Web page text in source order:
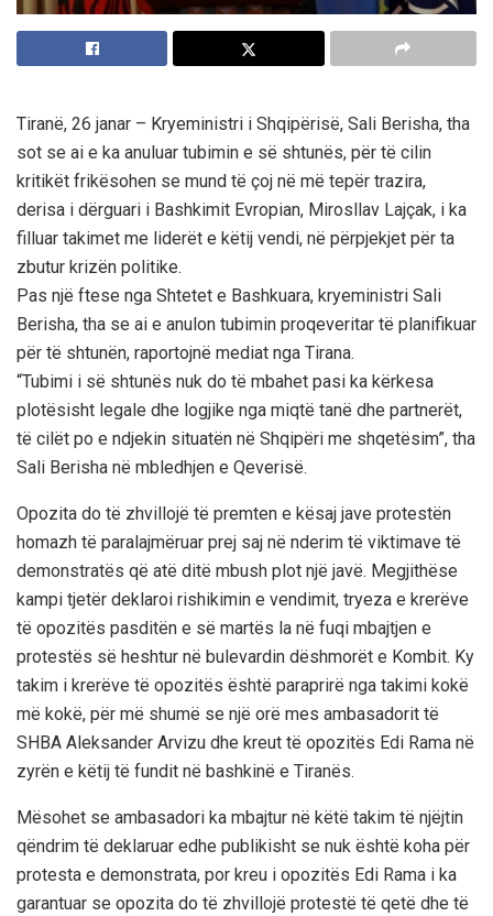
Tiranë, 26 janar – Kryeministri i Shqipërisë, Sali Berisha, tha
sot se ai e ka anuluar tubimin e së shtunës, për të cilin
kritikët frikësohen se mund të çoj në më tepër trazira,
derisa i dërguari i Bashkimit Evropian, Mirosllav Lajçak, i ka
filluar takimet me liderët e këtij vendi, në përpjekjet për ta
zbutur krizën politike.
Pas një ftese nga Shtetet e Bashkuara, kryeministri Sali
Berisha, tha se ai e anulon tubimin proqeveritar të planifikuar
për të shtunën, raportojnë mediat nga Tirana.
“Tubimi i së shtunës nuk do të mbahet pasi ka kërkesa
plotësisht legale dhe logjike nga miqtë tanë dhe partnerët,
të cilët po e ndjekin situatën në Shqipëri me shqetësim”, tha
Sali Berisha në mbledhjen e Qeverisë.
Opozita do të zhvillojë të premten e kësaj jave protestën
homazh të paralajmëruar prej saj në nderim të viktimave të
demonstratës që atë ditë mbush plot një javë. Megjithëse
kampi tjetër deklaroi rishikimin e vendimit, tryeza e krerëve
të opozitës pasditën e së martës la në fuqi mbajtjen e
protestës së heshtur në bulevardin dëshmorët e Kombit. Ky
takim i krerëve të opozitës është paraprirë nga takimi kokë
më kokë, për më shumë se një orë mes ambasadorit të
SHBA Aleksander Arvizu dhe kreut të opozitës Edi Rama në
zyrën e këtij të fundit në bashkinë e Tiranës.
Mësohet se ambasadori ka mbajtur në këtë takim të njëjtin
qëndrim të deklaruar edhe publikisht se nuk është koha për
protesta e demonstrata, por kreu i opozitës Edi Rama i ka
garantuar se opozita do të zhvillojë protestë të qetë dhe të